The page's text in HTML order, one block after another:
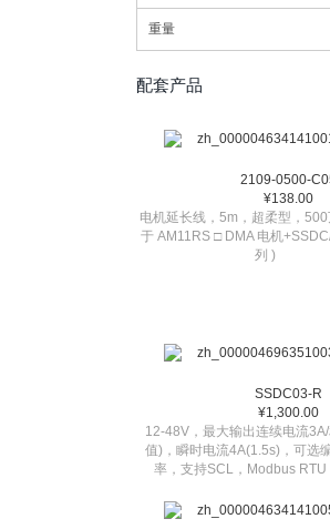
重量
配套产品
2109-0500-
¥138.00
电机延长线，5m，超柔型，500
于 AM11RS □ DMA 电机
列 )
SSDC03-R
¥1,300.00
12-48V，最大输出连续电流
值)，瞬时电流4A(1.5s)，可选
率，支持SCL，Modbus RTU